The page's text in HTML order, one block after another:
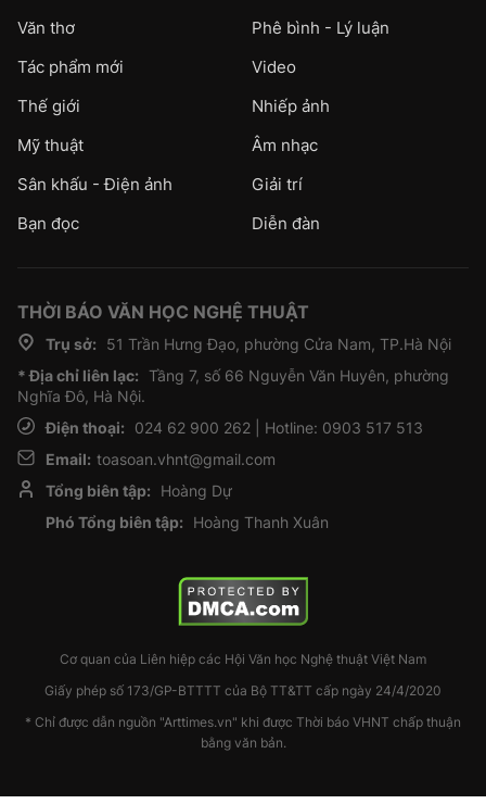
Văn thơ
Phê bình - Lý luận
Tác phẩm mới
Video
Thế giới
Nhiếp ảnh
Mỹ thuật
Âm nhạc
Sân khấu - Điện ảnh
Giải trí
Bạn đọc
Diễn đàn
THỜI BÁO VĂN HỌC NGHỆ THUẬT
Trụ sở:
51 Trần Hưng Đạo, phường Cửa Nam, TP.Hà Nội
* Địa chỉ liên lạc: Tầng 7, số 66 Nguyễn Văn Huyên, phường
Nghĩa Đô, Hà Nội.
Điện thoại:
024 62 900 262 | Hotline: 0903 517 513
Email: toasoan.vhnt@gmail.com
Tổng biên tập:
Hoàng Dự
Phó Tổng biên tập:
Hoàng Thanh Xuân
Cơ quan của Liên hiệp các Hội Văn học Nghệ thuật Việt Nam
Giấy phép số 173/GP-BTTTT của Bộ TT&TT cấp ngày 24/4/2020
* Chỉ được dẫn nguồn "Arttimes.vn" khi được Thời báo VHNT chấp thuận
bằng văn bản.